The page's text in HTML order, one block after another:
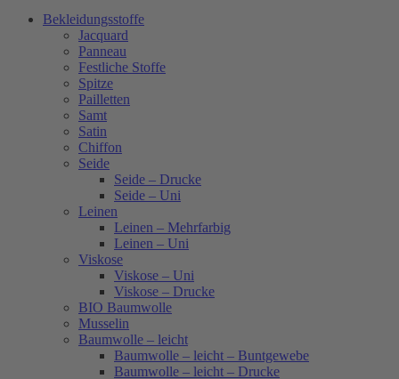
Bekleidungsstoffe
Jacquard
Panneau
Festliche Stoffe
Spitze
Pailletten
Samt
Satin
Chiffon
Seide
Seide – Drucke
Seide – Uni
Leinen
Leinen – Mehrfarbig
Leinen – Uni
Viskose
Viskose – Uni
Viskose – Drucke
BIO Baumwolle
Musselin
Baumwolle – leicht
Baumwolle – leicht – Buntgewebe
Baumwolle – leicht – Drucke